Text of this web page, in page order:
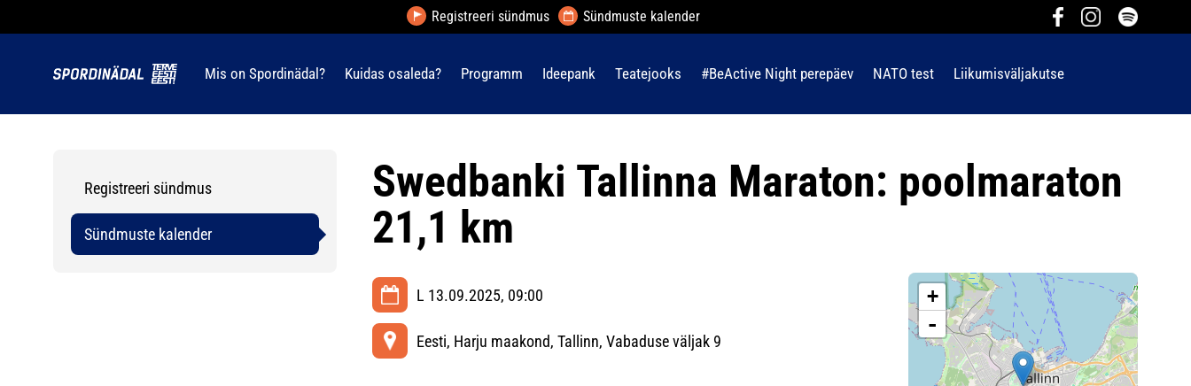
Registreeri sündmus Sündmuste kalender
Mis on Spordinädal? Kuidas osaleda? Programm Ideepank Teatejooks #BeActive Night perepäev NATO test Liikumisväljakutse
Registreeri sündmus
Sündmuste kalender
Swedbanki Tallinna Maraton: poolmaraton
21,1 km
L 13.09.2025, 09:00
Eesti, Harju maakond, Tallinn, Vabaduse väljak 9
+
-